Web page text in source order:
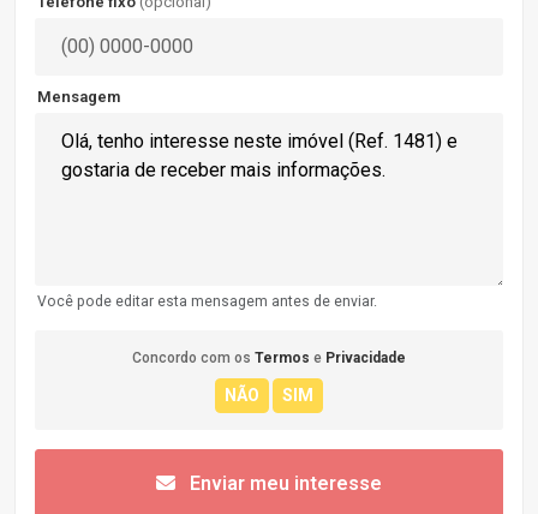
Mensagem
Você pode editar esta mensagem antes de enviar.
Concordo com os Termos e Privacidade
Enviar meu interesse